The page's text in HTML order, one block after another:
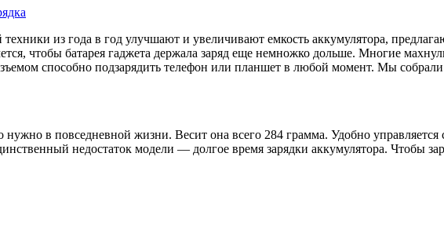
из года в год улучшают и увеличивают емкость аккумулятора,
чтобы батарея гаджета держала заряд еще немножко дольше. Многие
способно подзарядить телефон или планшет в любой момент. Мы
в повседневной жизни. Весит она всего 284 грамма. Удобно
недостаток модели — долгое время зарядки аккумулятора. Чтобы